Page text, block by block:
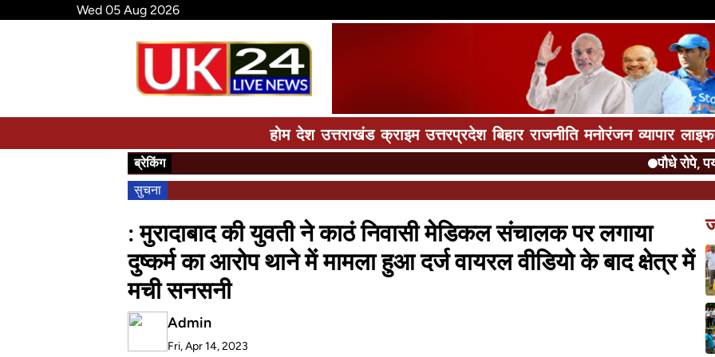
Wed 05 Aug 2026
होम देश उत्तराखंड क्राइम उत्तरप्रदेश बिहार राजनीति मनोरंजन व्यापार
ब्रेकिंग पौधे रोपे,
सुचना
: मुरादाबाद की युवती ने काठं निवासी मेडिकल संचालक पर लगाया
दुष्कर्म का आरोप थाने में मामला हुआ दर्ज वायरल वीडियो के बाद क्षेत्र में
मची सनसनी
Admin
Fri, Apr 14, 2023